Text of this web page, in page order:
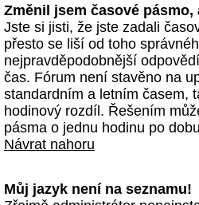
Změnil jsem časové
Jste si jisti, že jste zadali
přesto se liší od toho
nejpravděpodobnější
čas. Fórum není stavěno na
standardním a letním časem,
hodinový rozdíl. Řešením
pásma o jednu hodinu po
Návrat nahoru
Můj jazyk není na seznamu!